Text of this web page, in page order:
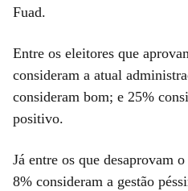
Fuad.
Entre os eleitores que
consideram a atual
consideram bom; e 25%
positivo.
Já entre os que desaprovam
8% consideram a gestão